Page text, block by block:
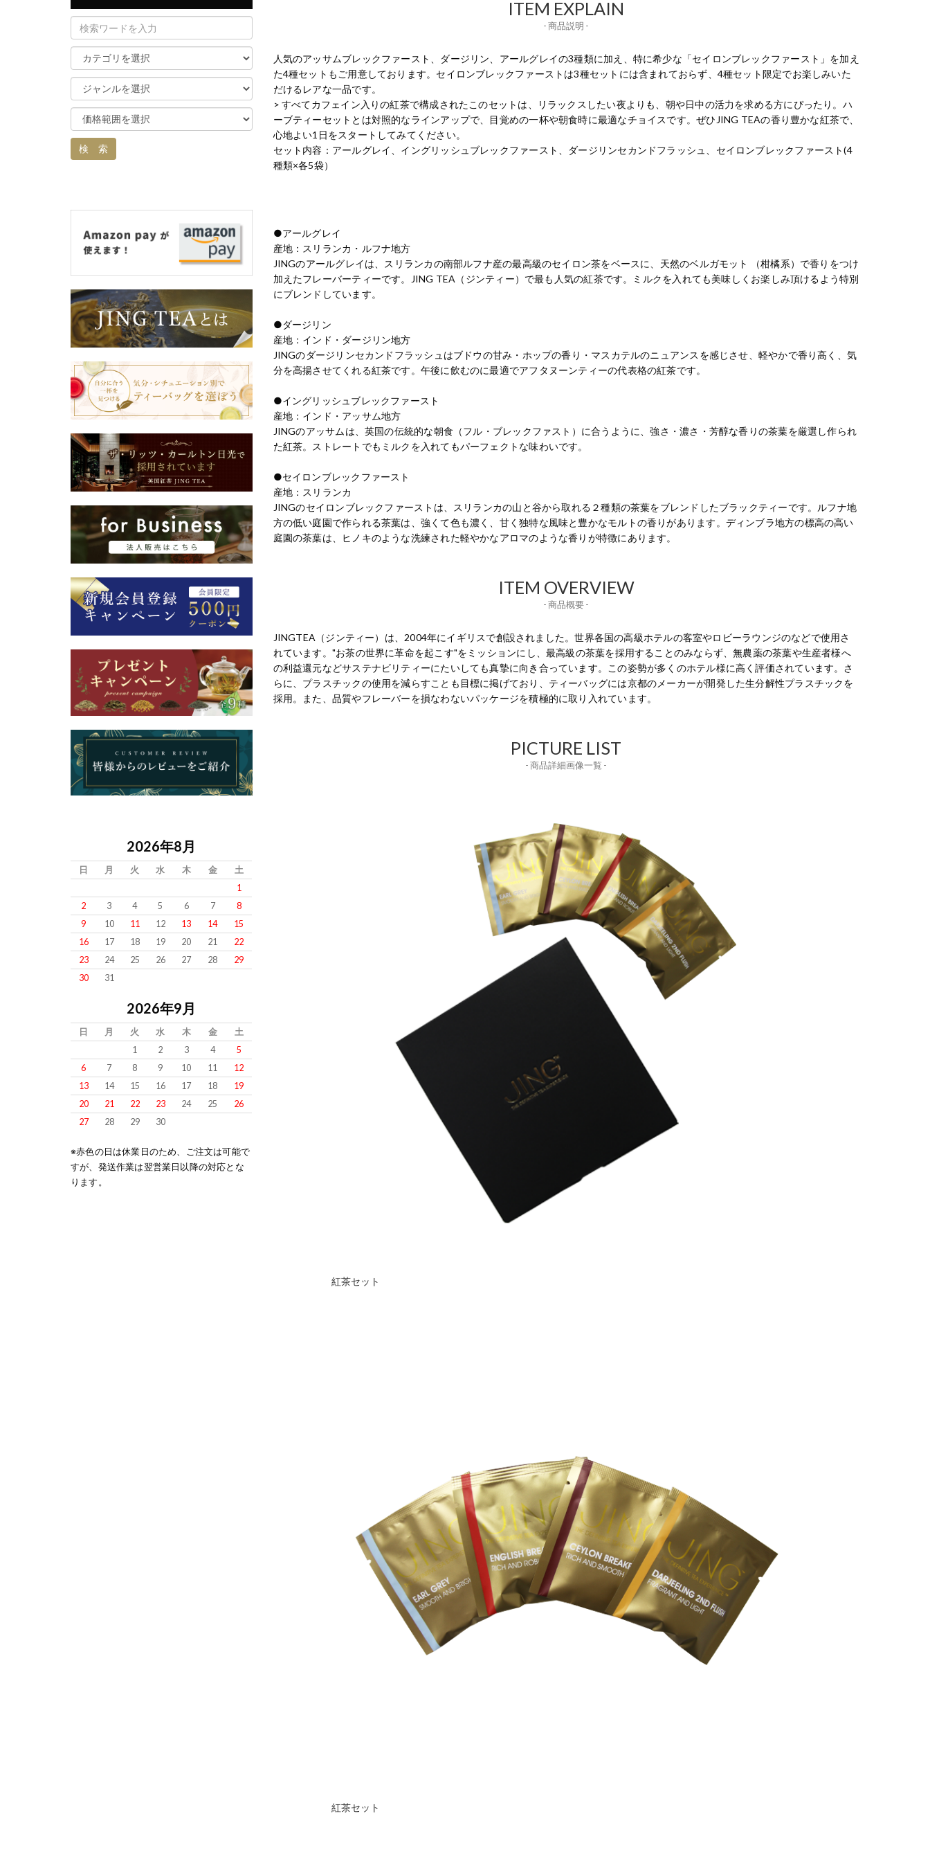
ITEM EXPLAIN
- 商品説明 -
人気のアッサムブレックファースト、ダージリン、アールグレイの3種類に加え、特に希少な「セイロンブレックファースト」を加え
た4種セットもご用意しております。セイロンブレックファーストは3種セットには含まれておらず、4種セット限定でお楽しみいた
だけるレアな一品です。
> すべてカフェイン入りの紅茶で構成されたこのセットは、リラックスしたい夜よりも、朝や日中の活力を求める方にぴったり。ハ
ーブティーセットとは対照的なラインアップで、目覚めの一杯や朝食時に最適なチョイスです。ぜひJING TEAの香り豊かな紅茶で、
心地よい1日をスタートしてみてください。
セット内容：アールグレイ、イングリッシュブレックファースト、ダージリンセカンドフラッシュ、セイロンブレックファースト(4
種類×各5袋）
●アールグレイ
産地：スリランカ・ルフナ地方
JINGのアールグレイは、スリランカの南部ルフナ産の最高級のセイロン茶をベースに、天然のベルガモット （柑橘系）で香りをつけ
加えたフレーバーティーです。JING TEA（ジンティー）で最も人気の紅茶です。ミルクを入れても美味しくお楽しみ頂けるよう特別
にブレンドしています。
●ダージリン
産地：インド・ダージリン地方
JINGのダージリンセカンドフラッシュはブドウの甘み・ホップの香り・マスカテルのニュアンスを感じさせ、軽やかで香り高く、気
分を高揚させてくれる紅茶です。午後に飲むのに最適でアフタヌーンティーの代表格の紅茶です。
●イングリッシュブレックファースト
産地：インド・アッサム地方
JINGのアッサムは、英国の伝統的な朝食（フル・ブレックファスト）に合うように、強さ・濃さ・芳醇な香りの茶葉を厳選し作られ
た紅茶。ストレートでもミルクを入れてもパーフェクトな味わいです。
●セイロンブレックファースト
産地：スリランカ
JINGのセイロンブレックファーストは、スリランカの山と谷から取れる２種類の茶葉をブレンドしたブラックティーです。ルフナ地
方の低い庭園で作られる茶葉は、強くて色も濃く、甘く独特な風味と豊かなモルトの香りがあります。ディンブラ地方の標高の高い
庭園の茶葉は、ヒノキのような洗練された軽やかなアロマのような香りが特徴にあります。
ITEM OVERVIEW
- 商品概要 -
JINGTEA（ジンティー）は、2004年にイギリスで創設されました。世界各国の高級ホテルの客室やロビーラウンジのなどで使用さ
れています。"お茶の世界に革命を起こす"をミッションにし、最高級の茶葉を採用することのみならず、無農薬の茶葉や生産者様へ
の利益還元などサステナビリティーにたいしても真摯に向き合っています。この姿勢が多くのホテル様に高く評価されています。さ
らに、プラスチックの使用を減らすことも目標に掲げており、ティーバッグには京都のメーカーが開発した生分解性プラスチックを
採用。また、品質やフレーバーを損なわないパッケージを積極的に取り入れています。
PICTURE LIST
- 商品詳細画像一覧 -
紅茶セット
紅茶セット
2026年8月
日 月 火 水 木 金
土
1
2
3 4 5 6 7
8
9
10 11 12 13 14
15
16
17 18 19 20 21
22
23
24 25 26 27 28
29
30
31
2026年9月
日 月 火 水 木 金
土
1
2 3 4
5
6
7 8 9 10 11
12
13
14 15 16 17 18
19
20
21 22 23 24 25
26
27
28 29 30
※赤色の日は休業日のため、ご注文は可能で
すが、発送作業は翌営業日以降の対応とな
ります。